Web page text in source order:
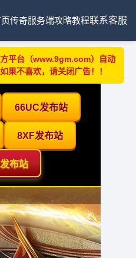
传奇服务端攻略教程联系客服
平台（www.9gm.com）自动
果不喜欢，请关闭广告！！